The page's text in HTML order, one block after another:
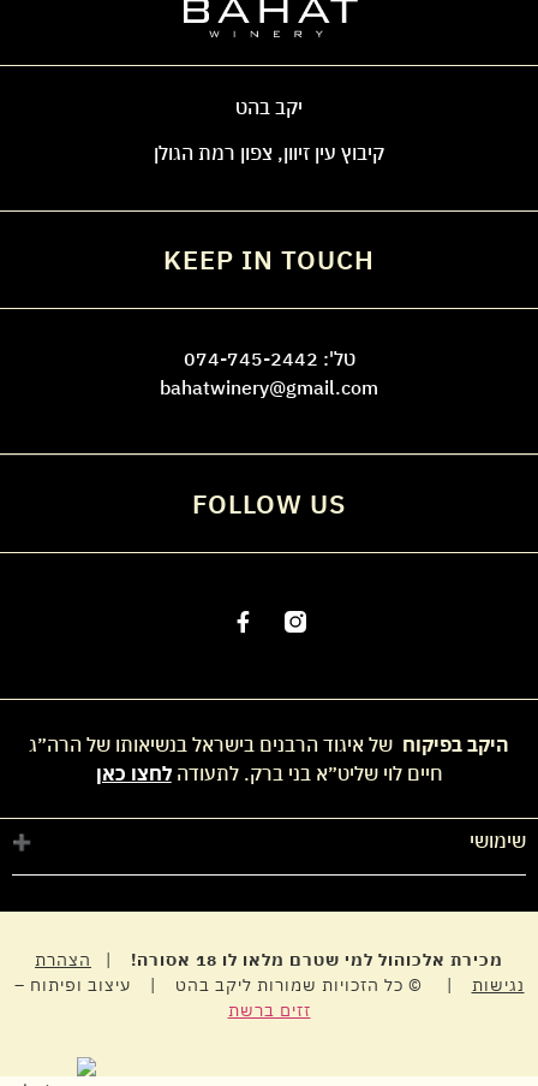
יקב בהט
קיבוץ עין זיוון, צפון רמת הגולן
KEEP IN TOUCH
טל': 074-745-2442
bahatwinery@gmail.com
FOLLOW US
היקב בפיקוח של איגוד הרבנים בישראל בנשיאותו של הרה״ג
חיים לוי שליט״א בני ברק. לתעודהלחצו כאן
שימושי
מכירת אלכוהול למי שטרם מלאו לו 18 אסורה! |
הצהרת
נגישות | © כל הזכויות שמורות ליקב בהט | עיצוב ופיתוח –
זזים ברשת